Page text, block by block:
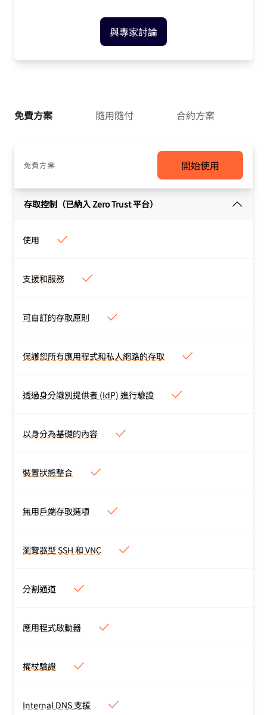
與專家討論
免費方案 隨用隨付 合約方案
免費方案 開始使用
存取控制（已納入 Zero Trust 平台）
使用
支援和服務
支援和服務
各種專業諮詢和親手操作實
可自訂的存取原則
可自訂的存取原則
則，以及原則測試器。支援
保護您所有應用程式和私人網路的存取
保護您所有應用程式和私人網
保護自行代管、SaaS 及非
網頁（SSH、VNC、RDP）
名稱，或是所有任意的 L4-
透過身分識別提供者 (IdP) 進行驗證
透過身分識別提供者 (IdP) 進行
透過企業和社交 IdP 驗
證，包括同時有多個 IdP。
和 OIDC 連接器。
以身分為基礎的內容
以身分為基礎的內容
置、裝置狀態、工作階段持
裝置狀態整合
裝置狀態整合
整合，驗證裝置狀態。
無用戶端存取選項
無用戶端存取選項
SSH 或 VNC 的無用戶端存
瀏覽器型 SSH 和 VNC
瀏覽器型 SSH 和 VNC
權限 SSH 和 VNC 存取。
分割通道
分割通道
力的分割通道。
應用程式啟動器
應用程式啟動器
程式啟動器，包括 Access
權杖驗證
權杖驗證
支援。
Internal DNS 支援
Internal DNS 支援